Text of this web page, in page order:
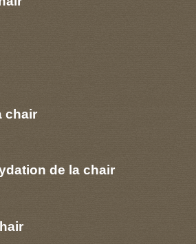
chair
de la chair